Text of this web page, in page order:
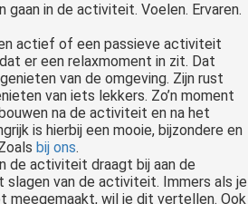
gaan in de activiteit. Voelen. Ervaren.
actief of een passieve activiteit
er een relaxmoment in zit. Dat
van de omgeving. Zijn rust
van iets lekkers. Zo’n moment
na de activiteit en na het
is hierbij een mooie, bijzondere en
bij ons.
de activiteit draagt bij aan de
slagen van de activiteit. Immers als je
meegemaakt, wil je dit vertellen. Ook